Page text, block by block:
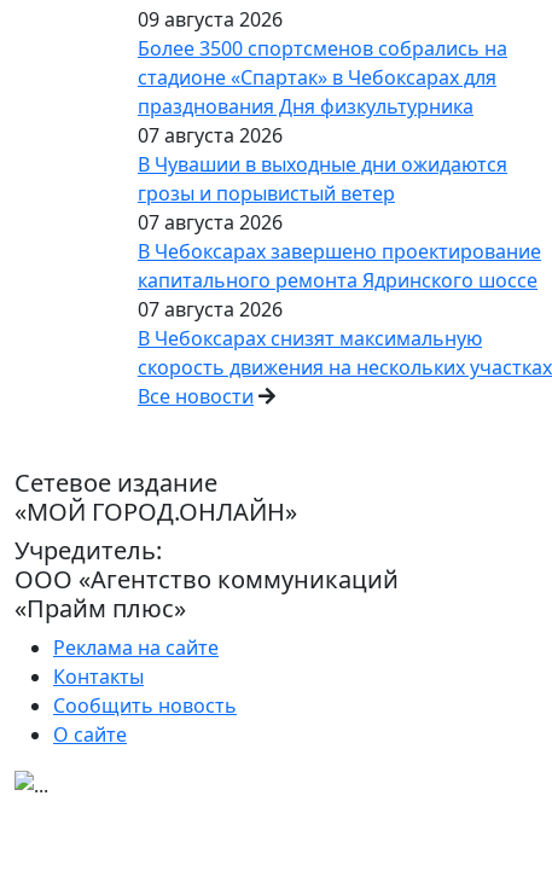
09 августа 2026
Более 3500 спортсменов собрались на
стадионе «Спартак» в Чебоксарах для
празднования Дня физкультурника
07 августа 2026
В Чувашии в выходные дни ожидаются
грозы и порывистый ветер
07 августа 2026
В Чебоксарах завершено проектирование
капитального ремонта Ядринского шоссе
07 августа 2026
В Чебоксарах снизят максимальную
скорость движения на нескольких участках
Все новости
Сетевое издание
«МОЙ ГОРОД.ОНЛАЙН»
Учредитель:
ООО «Агентство коммуникаций
«Прайм плюс»
Реклама на сайте
Контакты
Сообщить новость
О сайте